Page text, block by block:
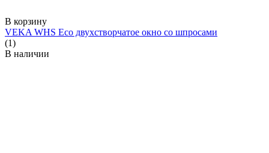
В корзину
VEKA WHS Eco двухстворчатое окно со шпросами
(1)
В наличии